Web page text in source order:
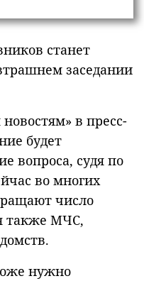
станет
заседании
в пресс-
будет
вопроса, судя по
во многих
число
также МЧС,
нужно